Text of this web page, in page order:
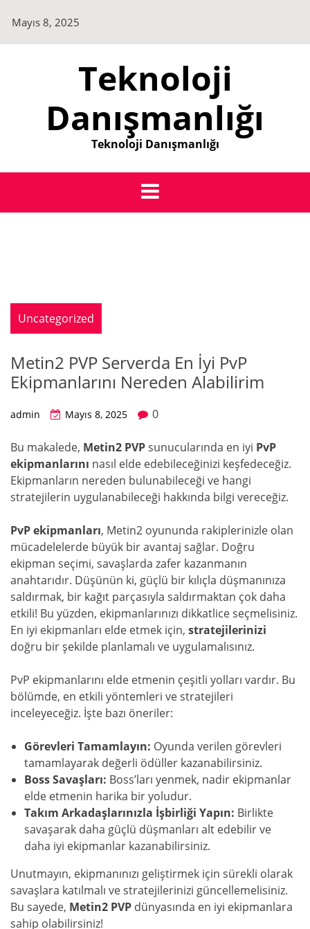
content
Mayıs 8, 2025
Teknoloji
Danışmanlığı
Teknoloji Danışmanlığı
Uncategorized
Metin2 PVP Serverda En İyi PvP
Ekipmanlarını Nereden Alabilirim
admin Mayıs 8, 2025 0
Bu makalede, Metin2 PVPsunucularında en iyi PvP
ekipmanlarını nasıl elde edebileceğinizi keşfedeceğiz.
Ekipmanların nereden bulunabileceği ve hangi
stratejilerin uygulanabileceği hakkında bilgi vereceğiz.
PvP ekipmanları, Metin2 oyununda rakiplerinizle olan
mücadelelerde büyük bir avantaj sağlar. Doğru
ekipman seçimi, savaşlarda zafer kazanmanın
anahtarıdır. Düşünün ki, güçlü bir kılıçla düşmanınıza
saldırmak, bir kağıt parçasıyla saldırmaktan çok daha
etkili! Bu yüzden, ekipmanlarınızı dikkatlice seçmelisiniz.
En iyi ekipmanları elde etmek için, stratejilerinizi
doğru bir şekilde planlamalı ve uygulamalısınız.
PvP ekipmanlarını elde etmenin çeşitli yolları vardır. Bu
bölümde, en etkili yöntemleri ve stratejileri
inceleyeceğiz. İşte bazı öneriler:
Görevleri Tamamlayın: Oyunda verilen görevleri
tamamlayarak değerli ödüller kazanabilirsiniz.
Boss Savaşları: Boss’ları yenmek, nadir ekipmanlar
elde etmenin harika bir yoludur.
Takım Arkadaşlarınızla İşbirliği Yapın: Birlikte
savaşarak daha güçlü düşmanları alt edebilir ve
daha iyi ekipmanlar kazanabilirsiniz.
Unutmayın, ekipmanınızı geliştirmek için sürekli olarak
savaşlara katılmalı ve stratejilerinizi güncellemelisiniz.
Bu sayede, Metin2 PVP dünyasında en iyi ekipmanlara
sahip olabilirsiniz!